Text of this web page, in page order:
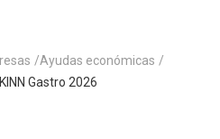
Ayudas económicas
Gastro 2026